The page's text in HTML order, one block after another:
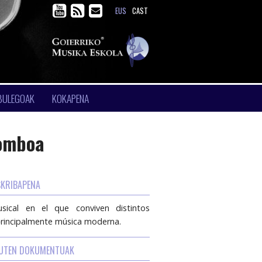
EUS CAST
KOKAPENA
en el que conviven distintos
música moderna.
DOKUMENTUAK